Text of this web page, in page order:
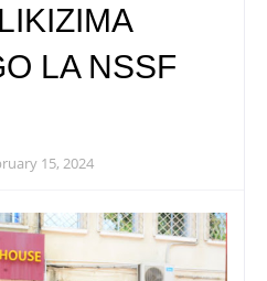
LA NSSF
15, 2024